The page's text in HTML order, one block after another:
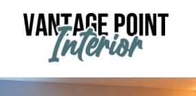
Vantage Point Interior